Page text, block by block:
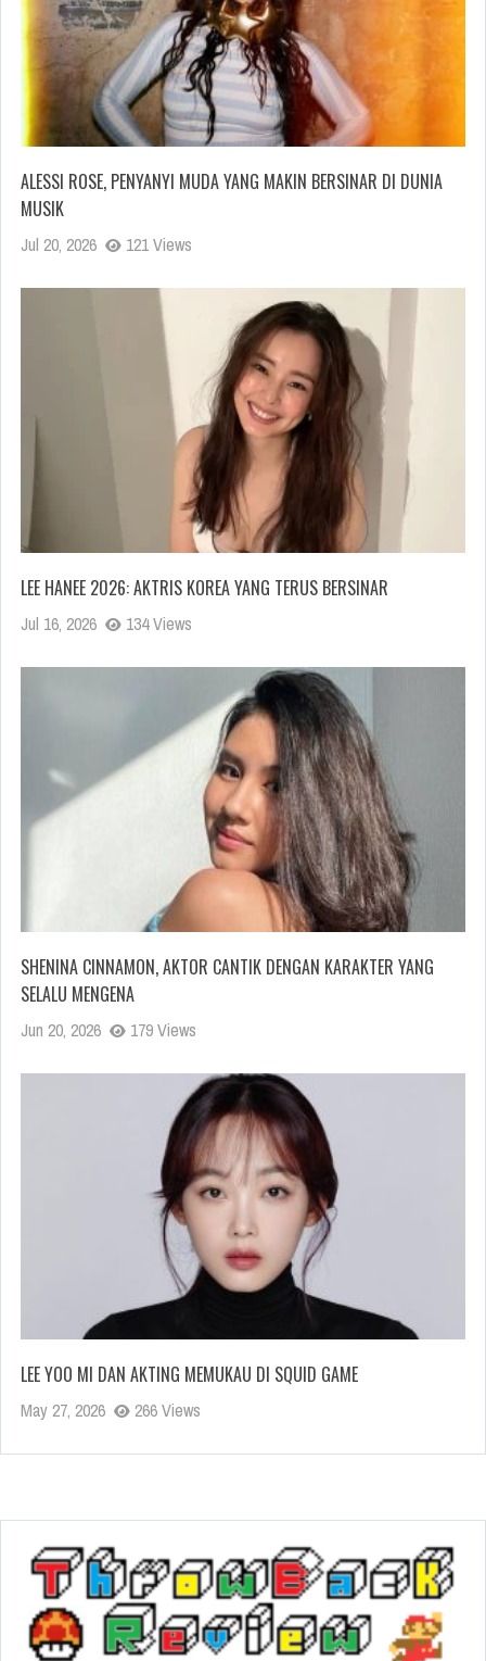
ALESSI ROSE, PENYANYI MUDA YANG MAKIN BERSINAR DI DUNIA
MUSIK
Jul 20, 2026 121 Views
LEE HANEE 2026: AKTRIS KOREA YANG TERUS BERSINAR
Jul 16, 2026 134 Views
SHENINA CINNAMON, AKTOR CANTIK DENGAN KARAKTER YANG
SELALU MENGENA
Jun 20, 2026 179 Views
LEE YOO MI DAN AKTING MEMUKAU DI SQUID GAME
May 27, 2026 266 Views